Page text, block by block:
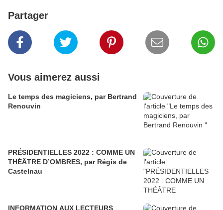
Partager
Vous aimerez aussi
Le temps des magiciens, par Bertrand
Renouvin
PRÉSIDENTIELLES 2022 : COMME UN
THÉÂTRE D’OMBRES, par Régis de
Castelnau
INFORMATION AUX LECTEURS